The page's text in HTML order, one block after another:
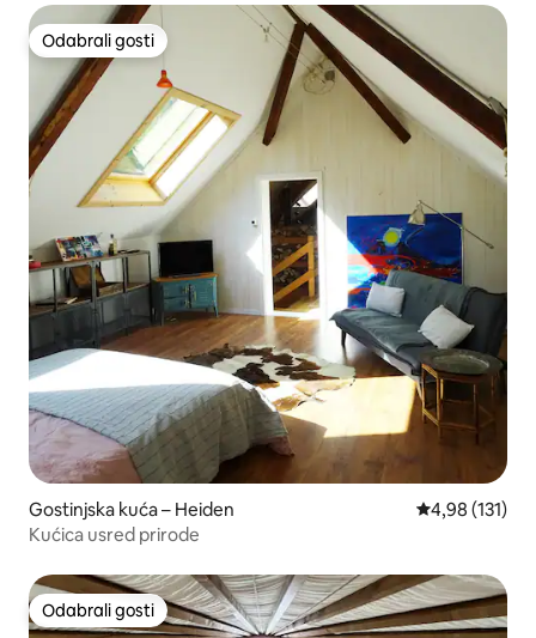
Odabrali gosti
Odabrali gosti
Gostinjska kuća – Heiden Prosječna
4,98 (131)
Kućica usred prirode
Odabrali gosti
Odabrali gosti